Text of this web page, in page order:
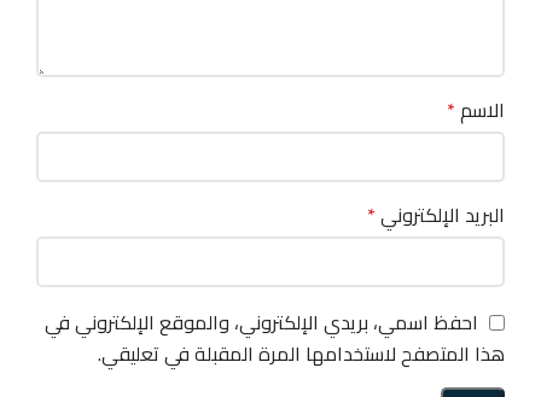
الاسم*
البريد الإلكتروني*
احفظ اسمي، بريدي الإلكتروني، والموقع الإلكتروني في
هذا المتصفح لاستخدامها المرة المقبلة في تعليقي.